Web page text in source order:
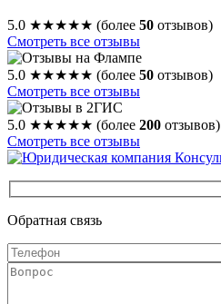
5.0 ★★★★★ (более 50 отзывов)
Смотреть все отзывы
5.0 ★★★★★ (более 50 отзывов)
Смотреть все отзывы
5.0 ★★★★★ (более 200 отзывов)
Смотреть все отзывы
Обратная связь